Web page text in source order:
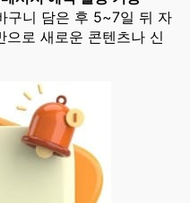
구니 담은 후 5~7일 뒤 자
으로 새로운 콘텐츠나 신